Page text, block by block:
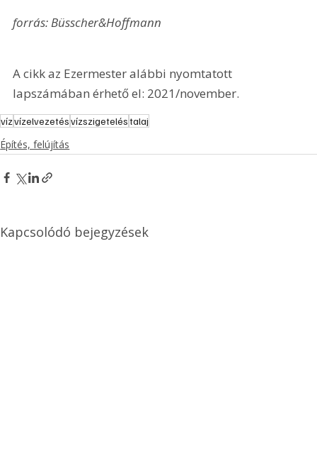
forrás: Büsscher&Hoffmann
A cikk az Ezermester alábbi nyomtatott
lapszámában érhető el: 2021/november.
vízvízelvezetésvízszigeteléstalaj
Építés, felújítás
Kapcsolódó bejegyzések